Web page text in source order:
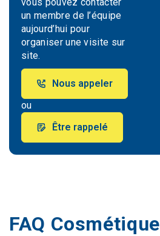
un membre de l’équipe
aujourd’hui pour
organiser une visite sur
site.
Nous appeler
ou
Être rappelé
FAQ Cosmétique